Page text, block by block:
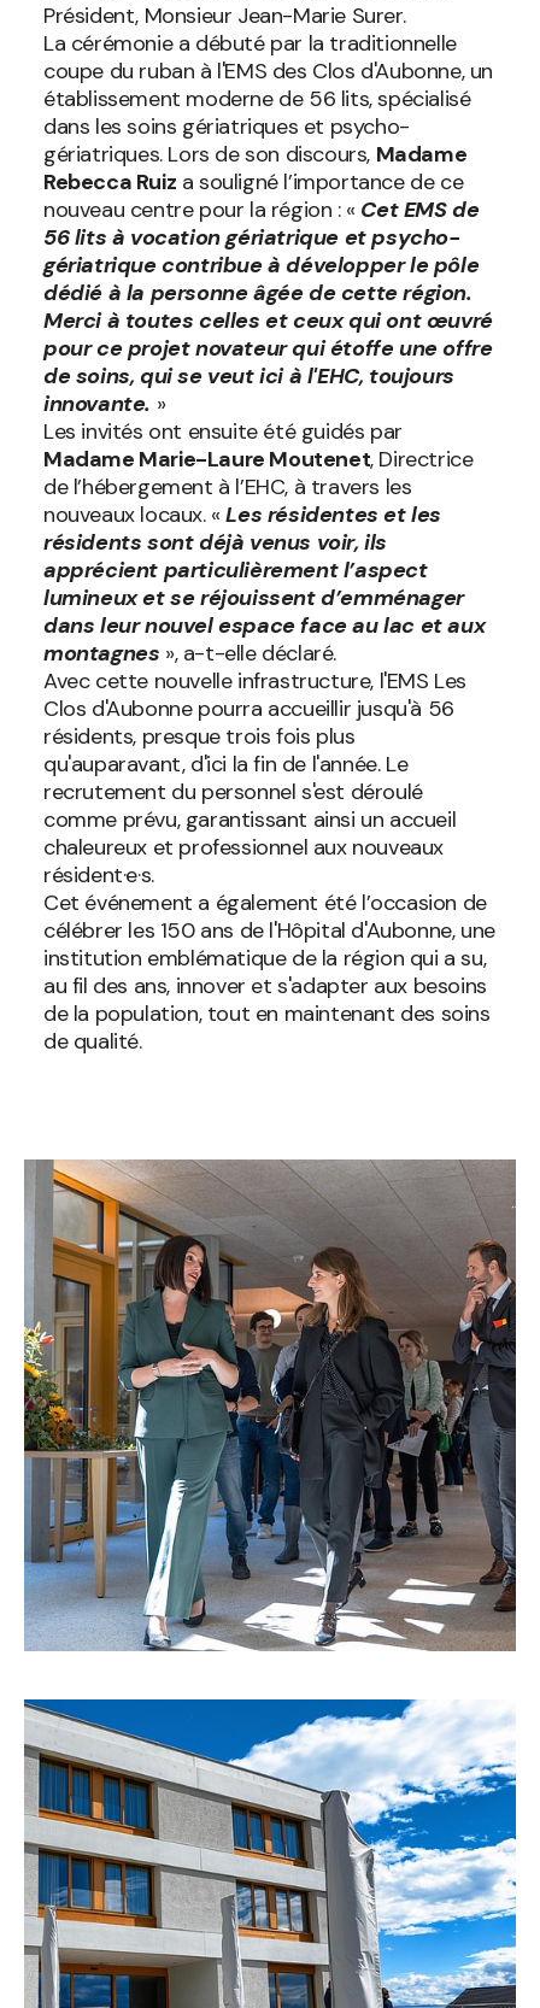
Président, Monsieur Jean-Marie Surer.
La cérémonie a débuté par la traditionnelle
coupe du ruban à l'EMS des Clos d'Aubonne, un
établissement moderne de 56 lits, spécialisé
dans les soins gériatriques et psycho-
gériatriques. Lors de son discours, Madame
Rebecca Ruiz a souligné l’importance de ce
nouveau centre pour la région : « Cet EMS de
56 lits à vocation gériatrique et psycho-
gériatrique contribue à développer le pôle
dédié à la personne âgée de cette région.
Merci à toutes celles et ceux qui ont œuvré
pour ce projet novateur qui étoffe une offre
de soins, qui se veut ici à l'EHC, toujours
innovante. »
Les invités ont ensuite été guidés par
Madame Marie-Laure Moutenet, Directrice
de l’hébergement à l’EHC, à travers les
nouveaux locaux. «Les résidentes et les
résidents sont déjà venus voir, ils
apprécient particulièrement l’aspect
lumineux et se réjouissent d’emménager
dans leur nouvel espace face au lac et aux
montagnes », a-t-elle déclaré.
Avec cette nouvelle infrastructure, l'EMS Les
Clos d'Aubonne pourra accueillir jusqu'à 56
résidents, presque trois fois plus
qu'auparavant, d'ici la fin de l'année. Le
recrutement du personnel s'est déroulé
comme prévu, garantissant ainsi un accueil
chaleureux et professionnel aux nouveaux
résident·e·s.
Cet événement a également été l’occasion de
célébrer les 150 ans de l'Hôpital d'Aubonne, une
institution emblématique de la région qui a su,
au fil des ans, innover et s'adapter aux besoins
de la population, tout en maintenant des soins
de qualité.